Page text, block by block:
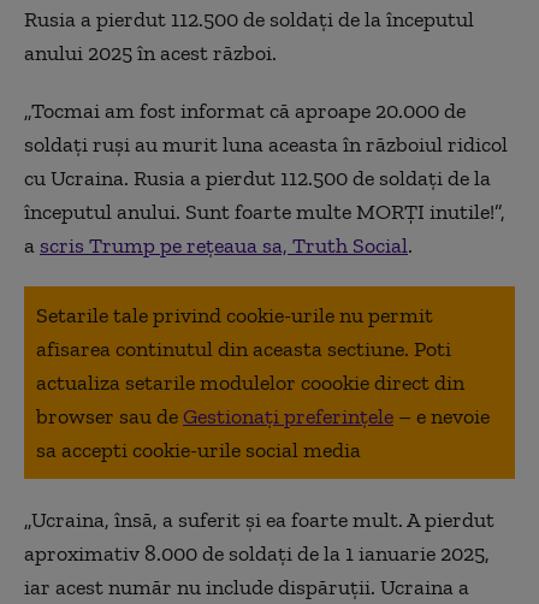
Rusia a pierdut 112.500 de soldați de la începutul
anului 2025 în acest război.
„Tocmai am fost informat că aproape 20.000 de
soldați ruși au murit luna aceasta în războiul ridicol
cu Ucraina. Rusia a pierdut 112.500 de soldați de la
începutul anului. Sunt foarte multe MORȚI inutile!”,
a scris Trump pe rețeaua sa, Truth Social.
Setarile tale privind cookie-urile nu permit
afisarea continutul din aceasta sectiune. Poti
actualiza setarile modulelor coookie direct din
browser sau deGestionați preferințele – e nevoie
sa accepti cookie-urile social media
„Ucraina, însă, a suferit și ea foarte mult. A pierdut
aproximativ 8.000 de soldați de la 1 ianuarie 2025,
iar acest număr nu include dispăruții. Ucraina a